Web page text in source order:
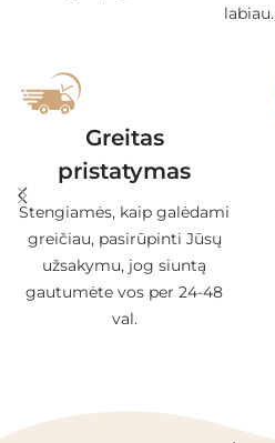
labiau.
Greitas
pristatymas
Stengiamės, kaip galėdami
greičiau, pasirūpinti Jūsų
užsakymu, jog siuntą
gautumėte vos per 24-48
val.